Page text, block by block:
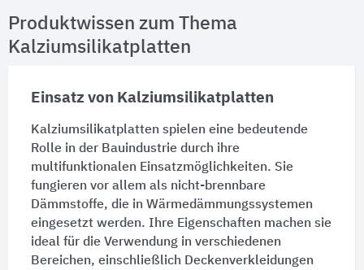
Produktwissen zum Thema
Kalziumsilikatplatten
Einsatz von Kalziumsilikatplatten
Kalziumsilikatplatten spielen eine bedeutende
Rolle in der Bauindustrie durch ihre
multifunktionalen Einsatzmöglichkeiten. Sie
fungieren vor allem als nicht-brennbare
Dämmstoffe, die in Wärmedämmungssystemen
eingesetzt werden. Ihre Eigenschaften machen sie
ideal für die Verwendung in verschiedenen
Bereichen, einschließlich Deckenverkleidungen